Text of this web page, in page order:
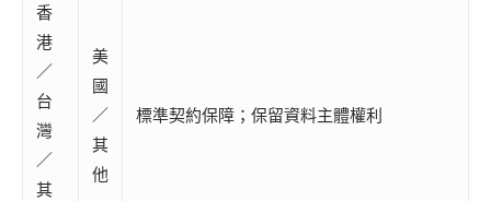
香
港
／
台
灣
／
其
美
國
／
其
他
標準契約保障；保留資料主體權利